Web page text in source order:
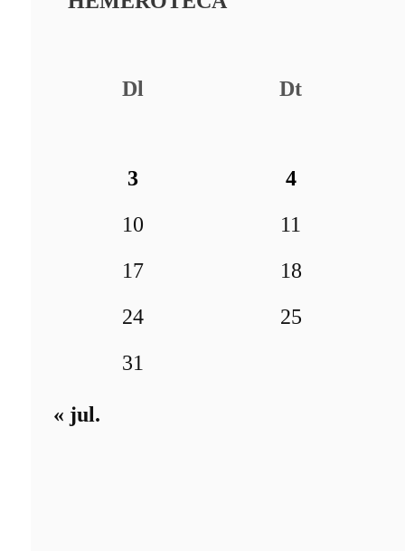
Dl Dt
3
4
10
11
17
18
24
25
31
« jul.